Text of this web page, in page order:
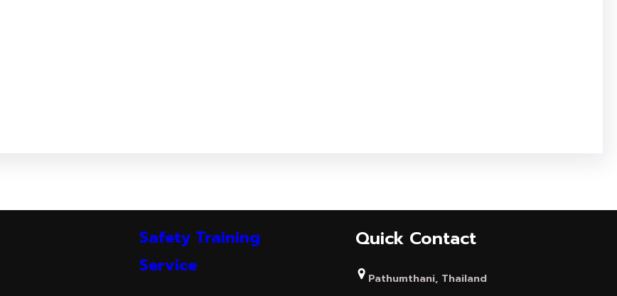
Safety Training
Service
Quick Contact
Pathumthani, Thailand